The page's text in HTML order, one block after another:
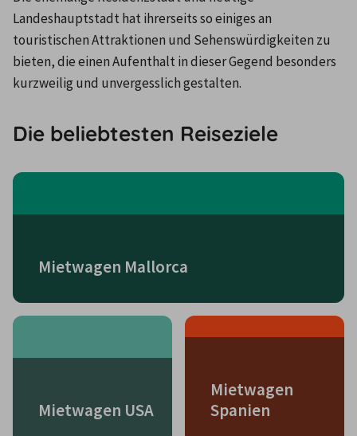
Landeshauptstadt hat ihrerseits so einiges an
touristischen Attraktionen und Sehenswürdigkeiten zu
bieten, die einen Aufenthalt in dieser Gegend besonders
kurzweilig und unvergesslich gestalten.
Die beliebtesten Reiseziele
Mietwagen Mallorca
Mietwagen USA
Mietwagen
Spanien